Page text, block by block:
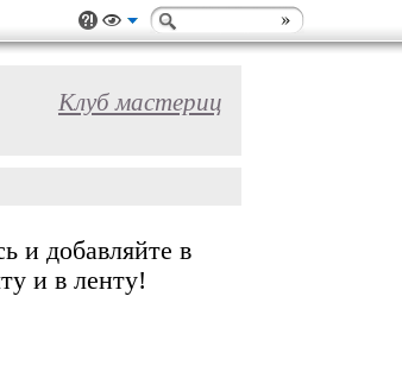
Клуб мастериц
и добавляйте в
и в ленту!